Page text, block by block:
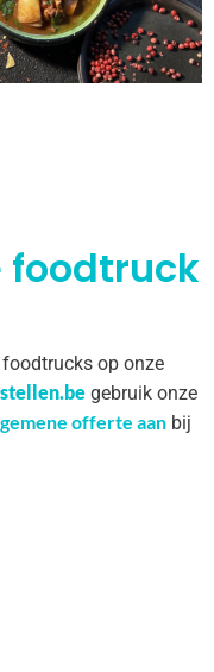
foodtruck
op onze
gebruik onze
offerte aan bij